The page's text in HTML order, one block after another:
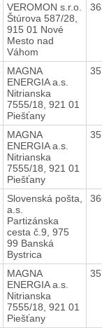
VEROMON s.r.o.
Štúrova 587/28,
915 01 Nové
Mesto nad
Váhom
MAGNA
ENERGIA a.s.
Nitrianska
7555/18, 921 01
Piešťany
MAGNA
ENERGIA a.s.
Nitrianska
7555/18, 921 01
Piešťany
Slovenská pošta,
a.s.
Partizánska
cesta č.9, 975
99 Banská
Bystrica
MAGNA
ENERGIA a.s.
Nitrianska
7555/18, 921 01
Piešťany